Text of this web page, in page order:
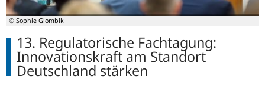
© Sophie Glombik
13. Regulatorische Fachtagung:
Innovationskraft am Standort
Deutschland stärken